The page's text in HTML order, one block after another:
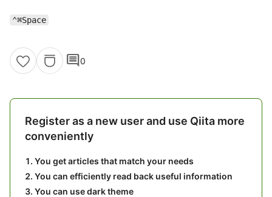
⌃⌘Space
comment0
Register as a new user and use Qiita more
conveniently
You get articles that match your needs
You can efficiently read back useful information
You can use dark theme